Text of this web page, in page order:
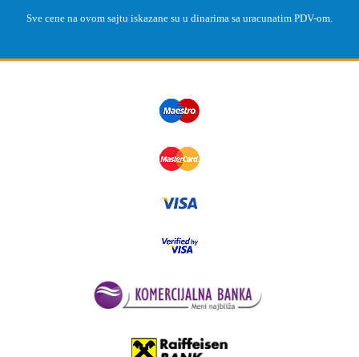
Sve cene na ovom sajtu iskazane su u dinarima sa uracunatim PDV-om.